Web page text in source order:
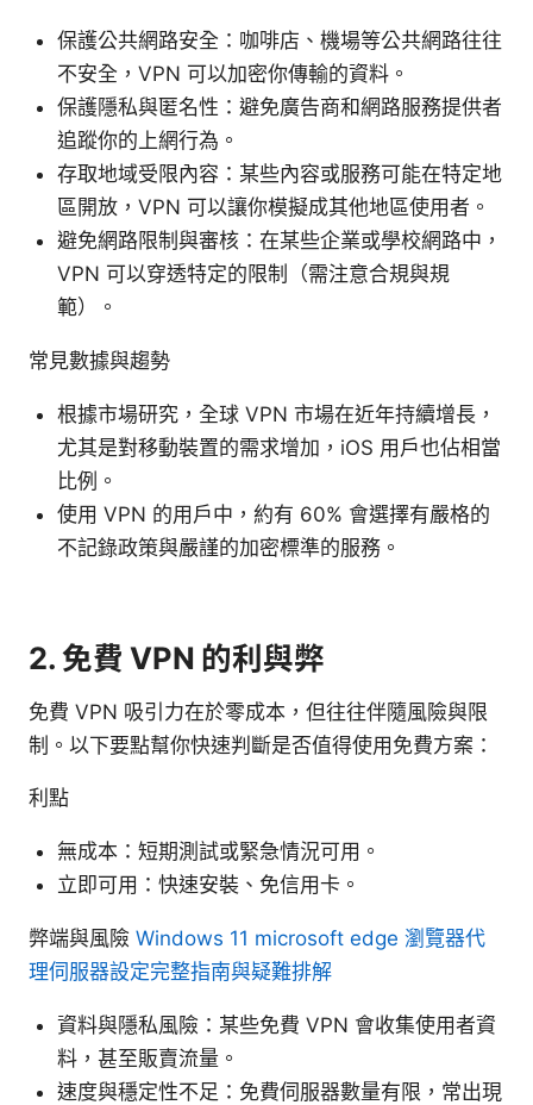
保護公共網路安全：咖啡店、機場等公共網路往往
不安全，VPN 可以加密你傳輸的資料。
保護隱私與匿名性：避免廣告商和網路服務提供者
追蹤你的上網行為。
存取地域受限內容：某些內容或服務可能在特定地
區開放，VPN 可以讓你模擬成其他地區使用者。
避免網路限制與審核：在某些企業或學校網路中，
VPN 可以穿透特定的限制（需注意合規與規
範）。
常見數據與趨勢
根據市場研究，全球 VPN 市場在近年持續增長，
尤其是對移動裝置的需求增加，iOS 用戶也佔相當
比例。
使用 VPN 的用戶中，約有 60% 會選擇有嚴格的
不記錄政策與嚴謹的加密標準的服務。
2. 免費 VPN 的利與弊
免費 VPN 吸引力在於零成本，但往往伴隨風險與限
制。以下要點幫你快速判斷是否值得使用免費方案：
利點
無成本：短期測試或緊急情況可用。
立即可用：快速安裝、免信用卡。
弊端與風險 Windows 11 microsoft edge 瀏覽器代
理伺服器設定完整指南與疑難排解
資料與隱私風險：某些免費 VPN 會收集使用者資
料，甚至販賣流量。
速度與穩定性不足：免費伺服器數量有限，常出現